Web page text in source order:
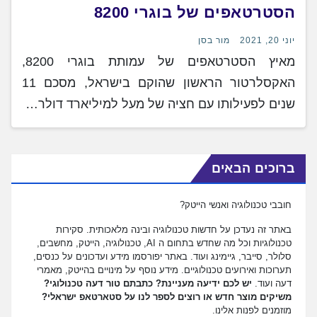
הסטרטאפים של בוגרי 8200
יוני 20, 2021 מור בסן
מאיץ הסטרטאפים של עמותת בוגרי 8200,
האקסלרטור הראשון שהוקם בישראל, מסכם 11
שנים לפעילותו עם חציה של מעל למיליארד דולר…
ברוכים הבאים
חובבי טכנולוגיה ואנשי הייטק?
באתר זה נעדכן על חדשות טכנולוגיה ובינה מלאכותית. סקירות
טכנולוגיות וכל מה שחדש בתחום ה AI, טכנולוגיה, הייטק, מחשבים,
סלולר, סייבר, גיימינג ועוד. באתר יפורסמו מידע ועדכונים על כנסים,
תערוכות ואירועים טכנולוגיים. מידע נוסף על מינויים בהייטק, מאמרי
דעה ועוד. יש לכם ידיעה מעניינת? כתבתם טור דעה טכנולוגי?
משיקים מוצר חדש או רוצים לספר לנו על סטארטאפ ישראלי?
מוזמנים לפנות אלינו.